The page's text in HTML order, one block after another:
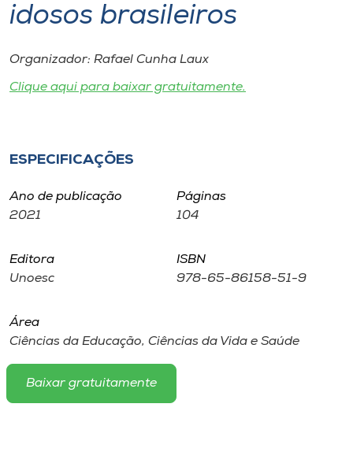
Rádio
Store
Selecione
o idioma
idosos brasileiros
Organizador: Rafael Cunha Laux
Clique aqui para baixar gratuitamente.
ESPECIFICAÇÕES
Ano de publicação
2021
Páginas
104
Editora
Unoesc
ISBN
978-65-86158-51-9
Área
Ciências da Educação, Ciências da Vida e Saúde
Baixar gratuitamente